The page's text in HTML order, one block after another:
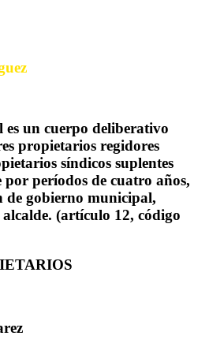
un cuerpo deliberativo
propietarios regidores
síndicos suplentes
períodos de cuatro años,
de gobierno municipal,
(artículo 12, código